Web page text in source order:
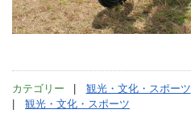
カテゴリー 観光・文化・スポーツ
観光・文化・スポーツ